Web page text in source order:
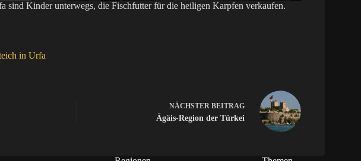
sind Kinder unterwegs, die Fischfutter für die heiligen Karpfen verkaufen.
in Urfa
NÄCHSTER BEITRAG
Ägäis-Region der Türkei